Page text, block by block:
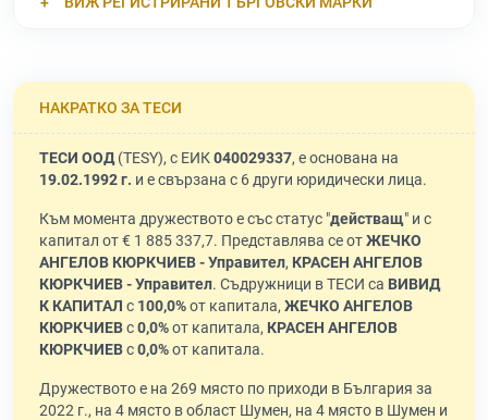
НАКРАТКО ЗА ТЕСИ
ТЕСИ ООД(TESY), с ЕИК040029337, е основана на
19.02.1992 г. и е свързана с 6 други юридически лица.
Към момента дружеството е със статус "действащ" и с
капитал от € 1 885 337,7. Представлява се отЖЕЧКО
АНГЕЛОВ КЮРКЧИЕВ - Управител, КРАСЕН АНГЕЛОВ
КЮРКЧИЕВ - Управител. Съдружници в ТЕСИ са ВИВИД
К КАПИТАЛ с 100,0%от капитала, ЖЕЧКО АНГЕЛОВ
КЮРКЧИЕВс0,0%от капитала, КРАСЕН АНГЕЛОВ
КЮРКЧИЕВс0,0%от капитала.
Дружеството е на 269 място по приходи в България за
2022 г., на 4 място в област Шумен, на 4 място в Шумен и